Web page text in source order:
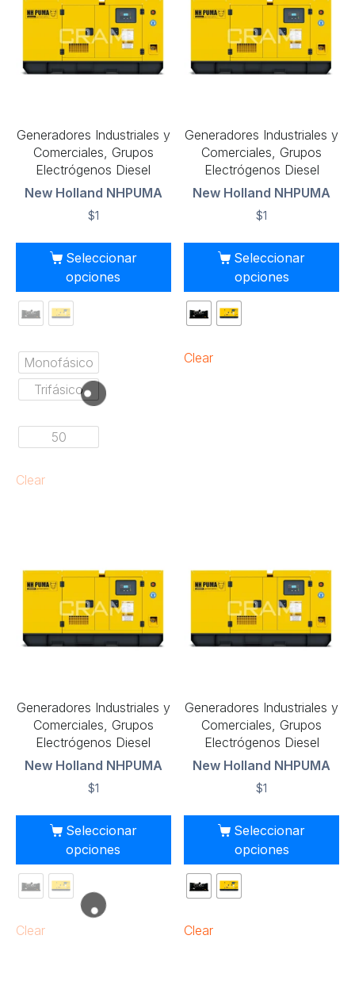
Generadores Industriales y
Comerciales, Grupos
Electrógenos Diesel
New Holland NHPUMA
$1
Seleccionar
opciones
Monofásico
Trifásico
50
Clear
Generadores Industriales y
Comerciales, Grupos
Electrógenos Diesel
New Holland NHPUMA
$1
Seleccionar
opciones
Clear
Generadores Industriales y
Comerciales, Grupos
Electrógenos Diesel
New Holland NHPUMA
$1
Seleccionar
opciones
Clear
Generadores Industriales y
Comerciales, Grupos
Electrógenos Diesel
New Holland NHPUMA
$1
Seleccionar
opciones
Clear